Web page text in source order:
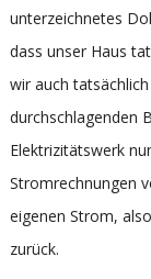
unterzeichnetes
dass unser Haus
wir auch
durchschlagenden
Elektrizitätswerk
Stromrechnungen
eigenen Strom,
zurück.